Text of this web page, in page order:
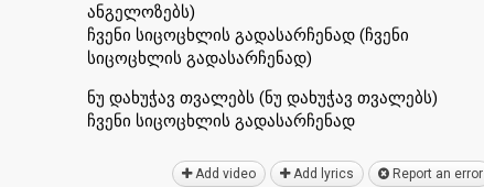
ანგელოზებს)
ჩვენი სიცოცხლის გადასარჩენად (ჩვენი
სიცოცხლის გადასარჩენად)
ნუ დახუჭავ თვალებს (ნუ დახუჭავ თვალებს)
ჩვენი სიცოცხლის გადასარჩენად
Add video Add lyrics Report an error